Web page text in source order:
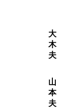
大
木
夫
山
本
夫